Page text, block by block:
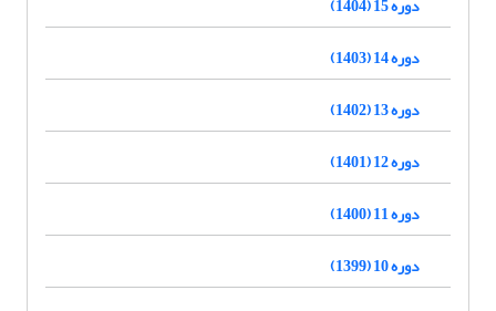
دوره 14 (1403)
دوره 13 (1402)
دوره 12 (1401)
دوره 11 (1400)
دوره 10 (1399)